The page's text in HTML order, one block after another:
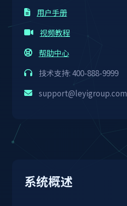
系统概述
用户手册
视频教程
帮助中心
技术支持: 400-888-9999
support@leyigroup.com